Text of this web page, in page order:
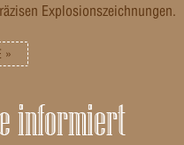
Explosionszeichnungen.
»
informiert